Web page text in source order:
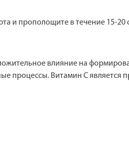
и прополощите в течение 15-20
влияние на
процессы. Витамин С